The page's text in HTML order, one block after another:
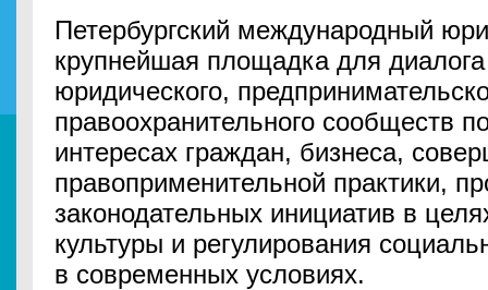
Петербургский международный
крупнейшая площадка для
юридического,
правоохранительного сообществ
интересах граждан, бизнеса,
правоприменительной практики,
законодательных инициатив в
культуры и регулирования
в современных условиях.